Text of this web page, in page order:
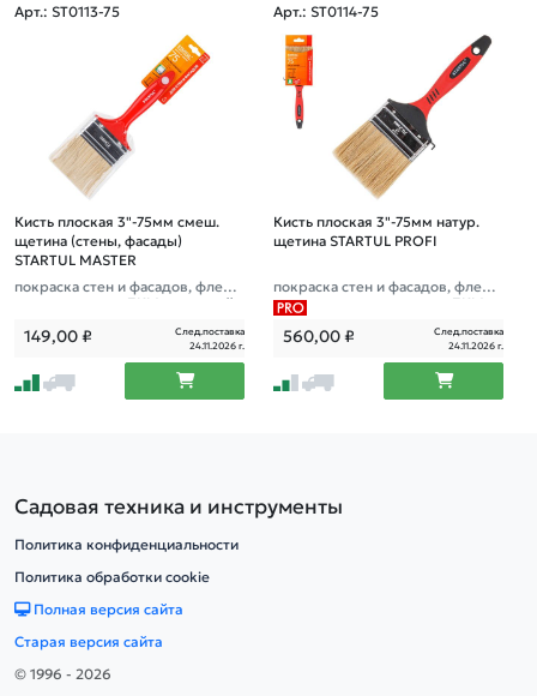
Арт.: ST0113-75
Кисть плоская 3"-75мм смеш.
щетина (стены, фасады)
STARTUL MASTER
покраска стен и фасадов, флейц
евая малярная, ЛКМ на водной
149,00₽
След.поставка
24.11.2026 г.
Арт.: ST0114-75
Кисть плоская 3"-75мм натур.
щетина STARTUL PROFI
покраска стен и фасадов, флейц
евая малярная, все типы ЛКМ
560,00₽
След.поставка
24.11.2026 г.
Садовая техника и инструменты
Политика конфиденциальности
Политика обработки cookie
Полная версия сайта
Старая версия сайта
© 1996 - 2026